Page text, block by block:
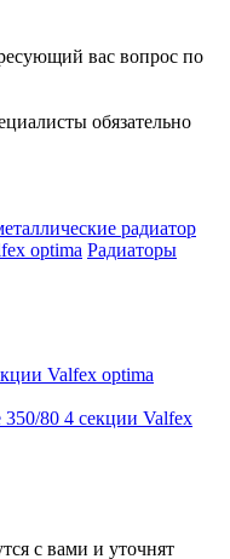
вас вопрос по
обязательно
радиатор
optima Радиаторы
80 4 секции Valfex
с вами и уточнят